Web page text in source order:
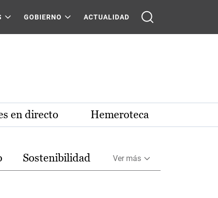
GOBIERNO ACTUALIDAD
en directo Hemeroteca
Sostenibilidad Ver más